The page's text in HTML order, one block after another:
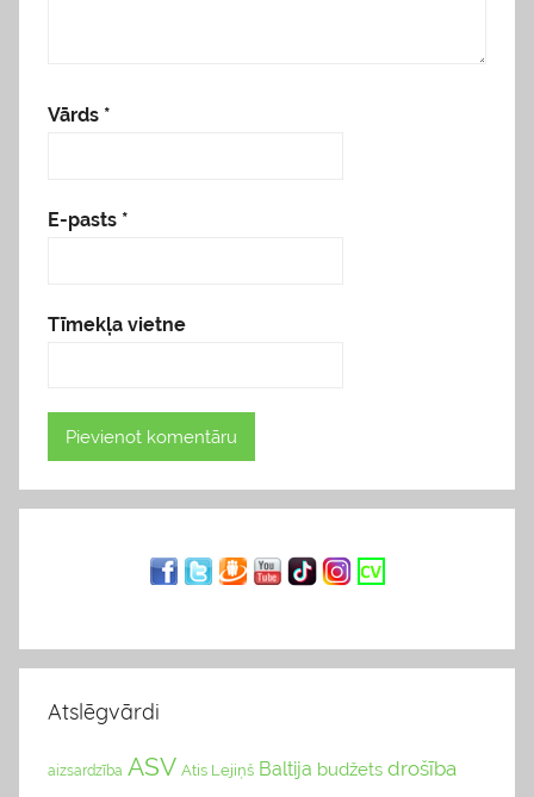
Vārds *
E-pasts *
Tīmekļa vietne
Atslēgvārdi
aizsardzība ASV Atis Lejiņš Baltija budžets drošība